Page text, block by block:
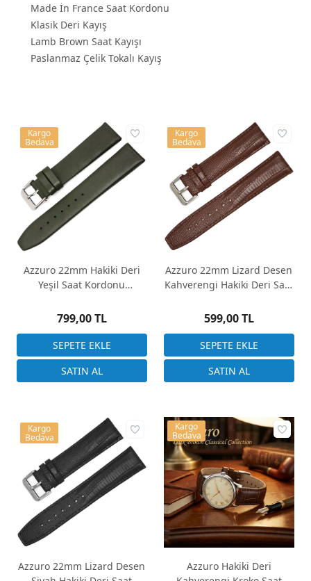
Made İn France Saat Kordonu
Klasik Deri Kayış
Lamb Brown Saat Kayışı
Paslanmaz Çelik Tokalı Kayış
Azzuro 22mm Hakiki Deri
Yeşil Saat Kordonu
799,00 TL
Kargo
Bedava
Azzuro 22mm Lizard Desen
Kahverengi Hakiki Deri Saat
599,00 TL
Kargo
Bedava
Azzuro 22mm Lizard Desen
Kargo
Bedava
Azzuro Hakiki Deri
Kargo
Bedava